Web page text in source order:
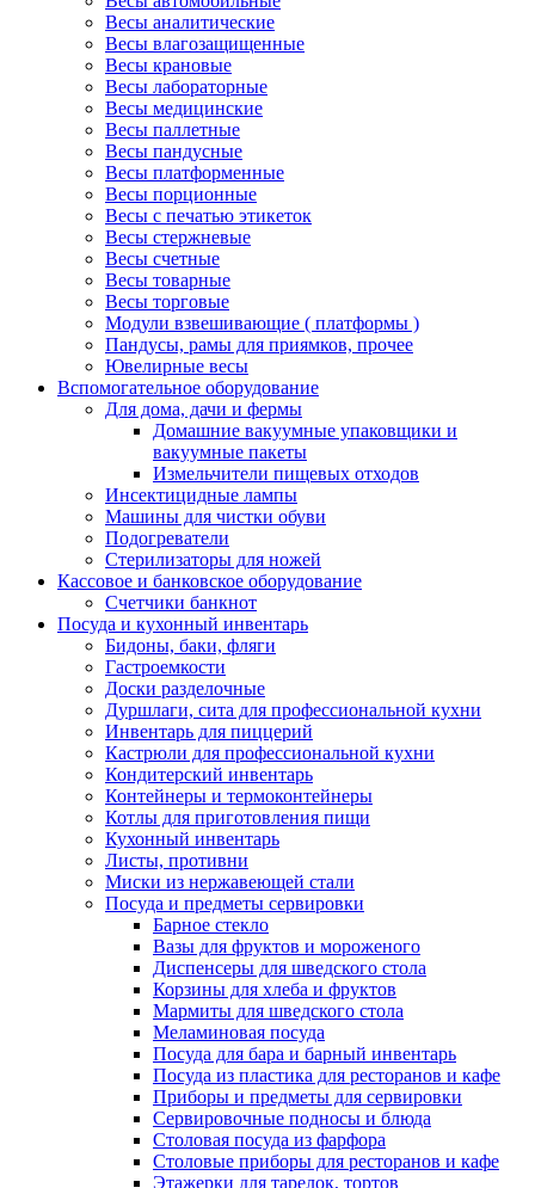
Весы аналитические
Весы влагозащищенные
Весы крановые
Весы лабораторные
Весы медицинские
Весы паллетные
Весы пандусные
Весы платформенные
Весы порционные
Весы с печатью этикеток
Весы стержневые
Весы счетные
Весы товарные
Весы торговые
Модули взвешивающие ( платформы )
Пандусы, рамы для приямков, прочее
Ювелирные весы
Вспомогательное оборудование
Для дома, дачи и фермы
Домашние вакуумные упаковщики и
вакуумные пакеты
Измельчители пищевых отходов
Инсектицидные лампы
Машины для чистки обуви
Подогреватели
Стерилизаторы для ножей
Кассовое и банковское оборудование
Счетчики банкнот
Посуда и кухонный инвентарь
Бидоны, баки, фляги
Гастроемкости
Доски разделочные
Дуршлаги, сита для профессиональной кухни
Инвентарь для пиццерий
Кастрюли для профессиональной кухни
Кондитерский инвентарь
Контейнеры и термоконтейнеры
Котлы для приготовления пищи
Кухонный инвентарь
Листы, противни
Миски из нержавеющей стали
Посуда и предметы сервировки
Барное стекло
Вазы для фруктов и мороженого
Диспенсеры для шведского стола
Корзины для хлеба и фруктов
Мармиты для шведского стола
Меламиновая посуда
Посуда для бара и барный инвентарь
Посуда из пластика для ресторанов и кафе
Приборы и предметы для сервировки
Сервировочные подносы и блюда
Столовая посуда из фарфора
Столовые приборы для ресторанов и кафе
Этажерки для тарелок, тортов